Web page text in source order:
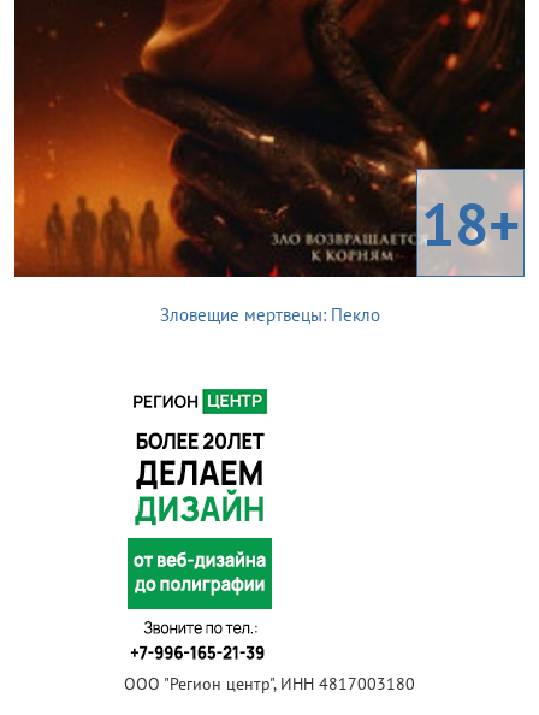
18+
Зловещие мертвецы: Пекло
ООО "Регион центр", ИНН 4817003180